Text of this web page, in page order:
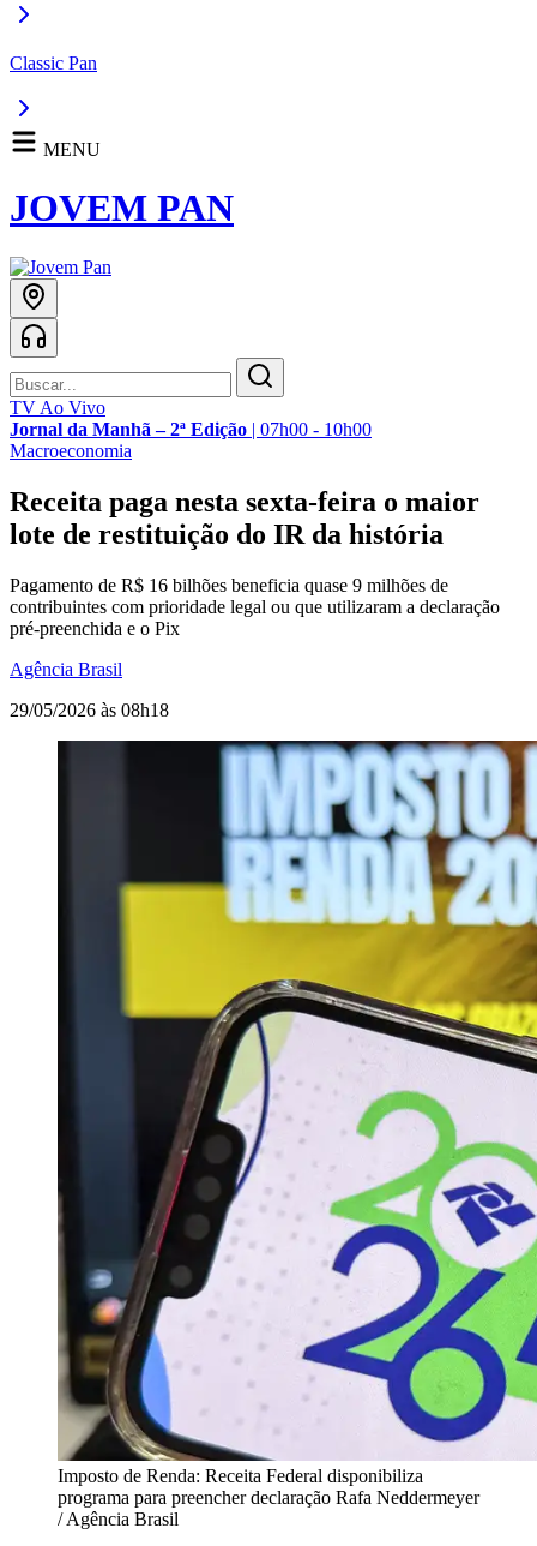
Classic Pan
MENU
JOVEM PAN
TV Ao Vivo
Jornal da Manhã – 2ª Edição | 07h00 - 10h00
Macroeconomia
Receita paga nesta sexta-feira o maior
lote de restituição do IR da história
Pagamento de R$ 16 bilhões beneficia quase 9 milhões de
contribuintes com prioridade legal ou que utilizaram a declaração
pré-preenchida e o Pix
Agência Brasil
29/05/2026 às 08h18
Imposto de Renda: Receita Federal disponibiliza
programa para preencher declaração Rafa Neddermeyer
/ Agência Brasil